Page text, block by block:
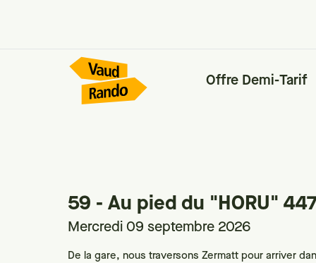
Offre Demi-Tarif
59 - Au pied du "HORU"
Mercredi 09 septembre 2026
De la gare, nous traversons Zermatt pour arriver